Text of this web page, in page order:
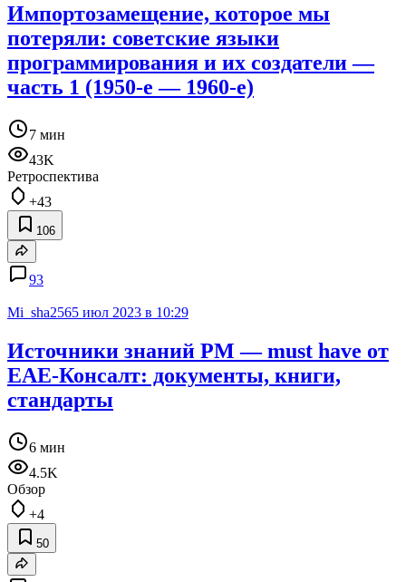
Импортозамещение, которое мы
потеряли: советские языки
программирования и их создатели —
часть 1 (1950-е — 1960-е)
7 мин
43K
Ретроспектива
+43
106
93
Mi_sha2565 июл 2023 в 10:29
Источники знаний PM — must have от
ЕАЕ-Консалт: документы, книги,
стандарты
6 мин
4.5K
Обзор
+4
50